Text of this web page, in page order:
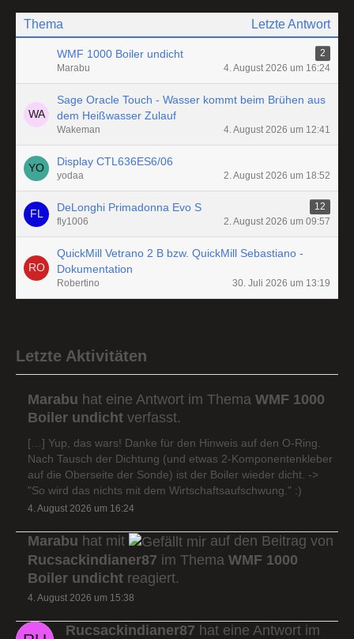
Thema Letzte Antwort
WMF 1000 Boiler undicht
2
Marabu
4. August 2026 um 16:24
Sage Oracle Touch - Wasser kommt beim Brühen aus
dem Heißwasser Zulauf
Wakeman 4. August 2026 um 12:41
Display CTL636ES6/06
yodaa 2. August 2026 um 18:52
DeLonghi Primadonna Evo S
12
fly1006
2. August 2026 um 09:57
QuickMill Vetrano 2 B bzw. QuickMill Sebastiano -
Dokumentation
Robertino 30. Juli 2026 um 13:19
Letzte Aktivitäten
Marabu hat eine Antwort im Thema WMF 1000
Boiler undicht verfasst.
[…] Yup, das wars! Danke für den Hinweis auf den O-Ring.
Nach Tausch der Dichtung (und etwas 2-Komponentenkleber
auf die Oberseite der Sonde) ist der Boiler wieder dicht. ->
"So wird das nichts mit dem Wirtschaftsaufschwung." :)
4. August 2026 um 16:24
Marabu hat mit
auf den Beitrag von
Rucsackindianer87 im Thema WMF 1000
Boiler undicht reagiert.
4. August 2026 um 15:38
Rucsackindianer87 hat eine Antwort im